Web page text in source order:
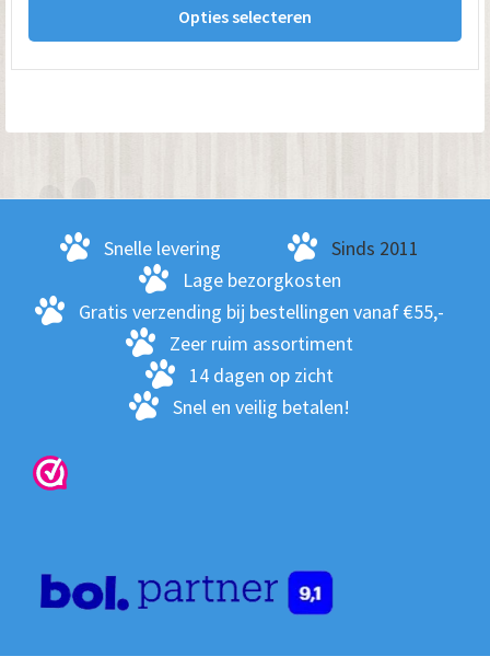
€ 74.95
Opties selecteren
Snelle levering
Sinds 2011
Lage bezorgkosten
Gratis verzending bij bestellingen vanaf €55,-
Zeer ruim assortiment
14 dagen op zicht
Snel en veilig betalen!